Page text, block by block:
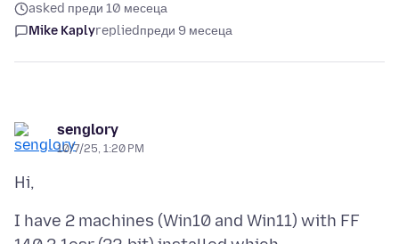
asked преди 10 месеца
Mike Kaplyrepliedпреди 9 месеца
senglory
10/7/25, 1:20 PM
I have 2 machines (Win10 and Win11) with FF